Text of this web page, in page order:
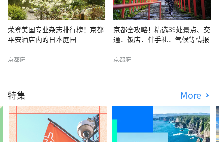
荣登美国专业杂志排行榜！京都
平安酒店内的日本庭园
京都府
京都全攻略！精选39处景点、交
通、饭店、伴手礼、气候等情报
京都府
特集 More